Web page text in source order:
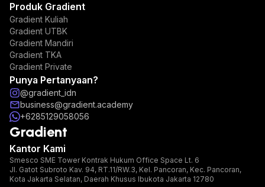
Produk Gradient
Gradient Kuliah
Gradient UTBK
Gradient Mandiri
Gradient TKA
Gradient Private
Punya Pertanyaan?
@gradient_idn
business@gradient.academy
+6285129058056
Gradient
Kantor Kami
Smesco SME Tower Kontrak Hukum Office Space Lt. 6
Jl. Gatot Subroto Kav. 94, RT.11/RW.3, Kel. Pancoran, Kec. Pancoran,
Kota Jakarta Selatan, Daerah Khusus Ibukota Jakarta 12780